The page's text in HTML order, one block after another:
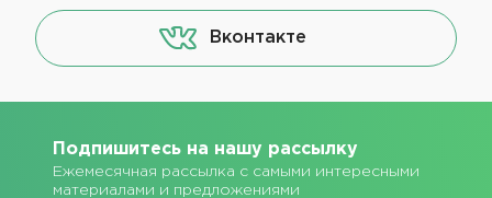
Вконтакте
Подпишитесь на нашу рассылку
Ежемесячная рассылка с самыми интересными
материалами и предложениями